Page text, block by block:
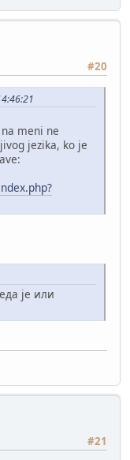
#20
meni ne
jezika, ko je
је или
#21